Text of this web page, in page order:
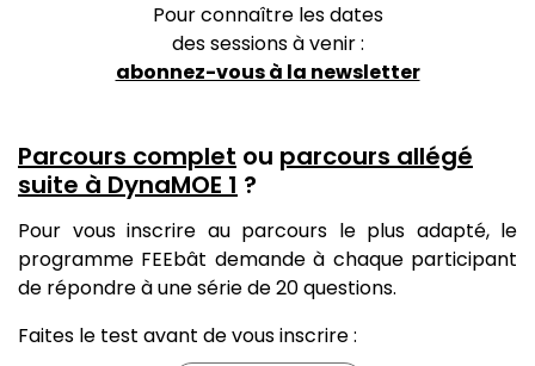
Pour connaître les dates
des sessions à venir :
abonnez-vous à la newsletter
Parcours complet ou parcours allégé
suite à DynaMOE 1 ?
Pour vous inscrire au parcours le plus adapté, le
programme FEEbât demande à chaque participant
de répondre à une série de 20 questions.
Faites le test avant de vous inscrire :